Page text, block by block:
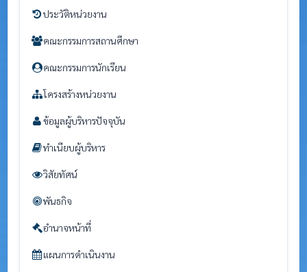
ประวัติหน่วยงาน
คณะกรรมการสถานศึกษา
คณะกรรมการนักเรียน
โครงสร้างหน่วยงาน
ข้อมูลผู้บริหารปัจจุบัน
ทำเนียบผู้บริหาร
วิสัยทัศน์
พันธกิจ
อำนาจหน้าที่
แผนการดำเนินงาน